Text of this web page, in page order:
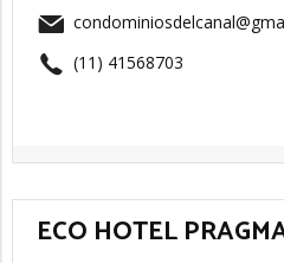
(11) 41568703
ECO HOTEL